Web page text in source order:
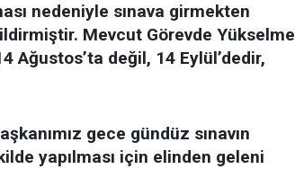
nedeniyle sınava girmekten
Mevcut Görevde Yükselme
Ağustos’ta değil, 14 Eylül’dedir,
gece gündüz sınavın
yapılması için elinden geleni